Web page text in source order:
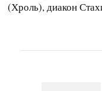
(Хроль), диакон